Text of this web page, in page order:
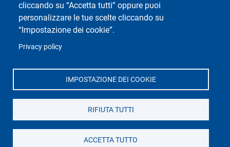
cliccando su “Accetta tutti” oppure puoi
personalizzare le tue scelte cliccando su
“Impostazione dei cookie”.
Privacy policy
IMPOSTAZIONE DEI COOKIE
RIFIUTA TUTTI
ACCETTA TUTTO
Dipartimento di Studi Umanistici
Piazza del Lino, 2 - 27100 Pavia - Italy